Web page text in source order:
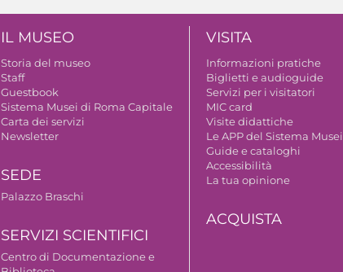
IL MUSEO
Storia del museo
Staff
Guestbook
Sistema Musei di Roma Capitale
Carta dei servizi
Newsletter
SEDE
Palazzo Braschi
SERVIZI SCIENTIFICI
Centro di Documentazione e
VISITA
Informazioni pratiche
Biglietti e audioguide
Servizi per i visitatori
MIC card
Visite didattiche
Le APP del Sistema Musei
Guide e cataloghi
Accessibilità
La tua opinione
ACQUISTA